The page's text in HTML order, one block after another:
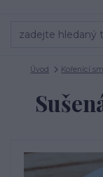
Úvod Kořenící